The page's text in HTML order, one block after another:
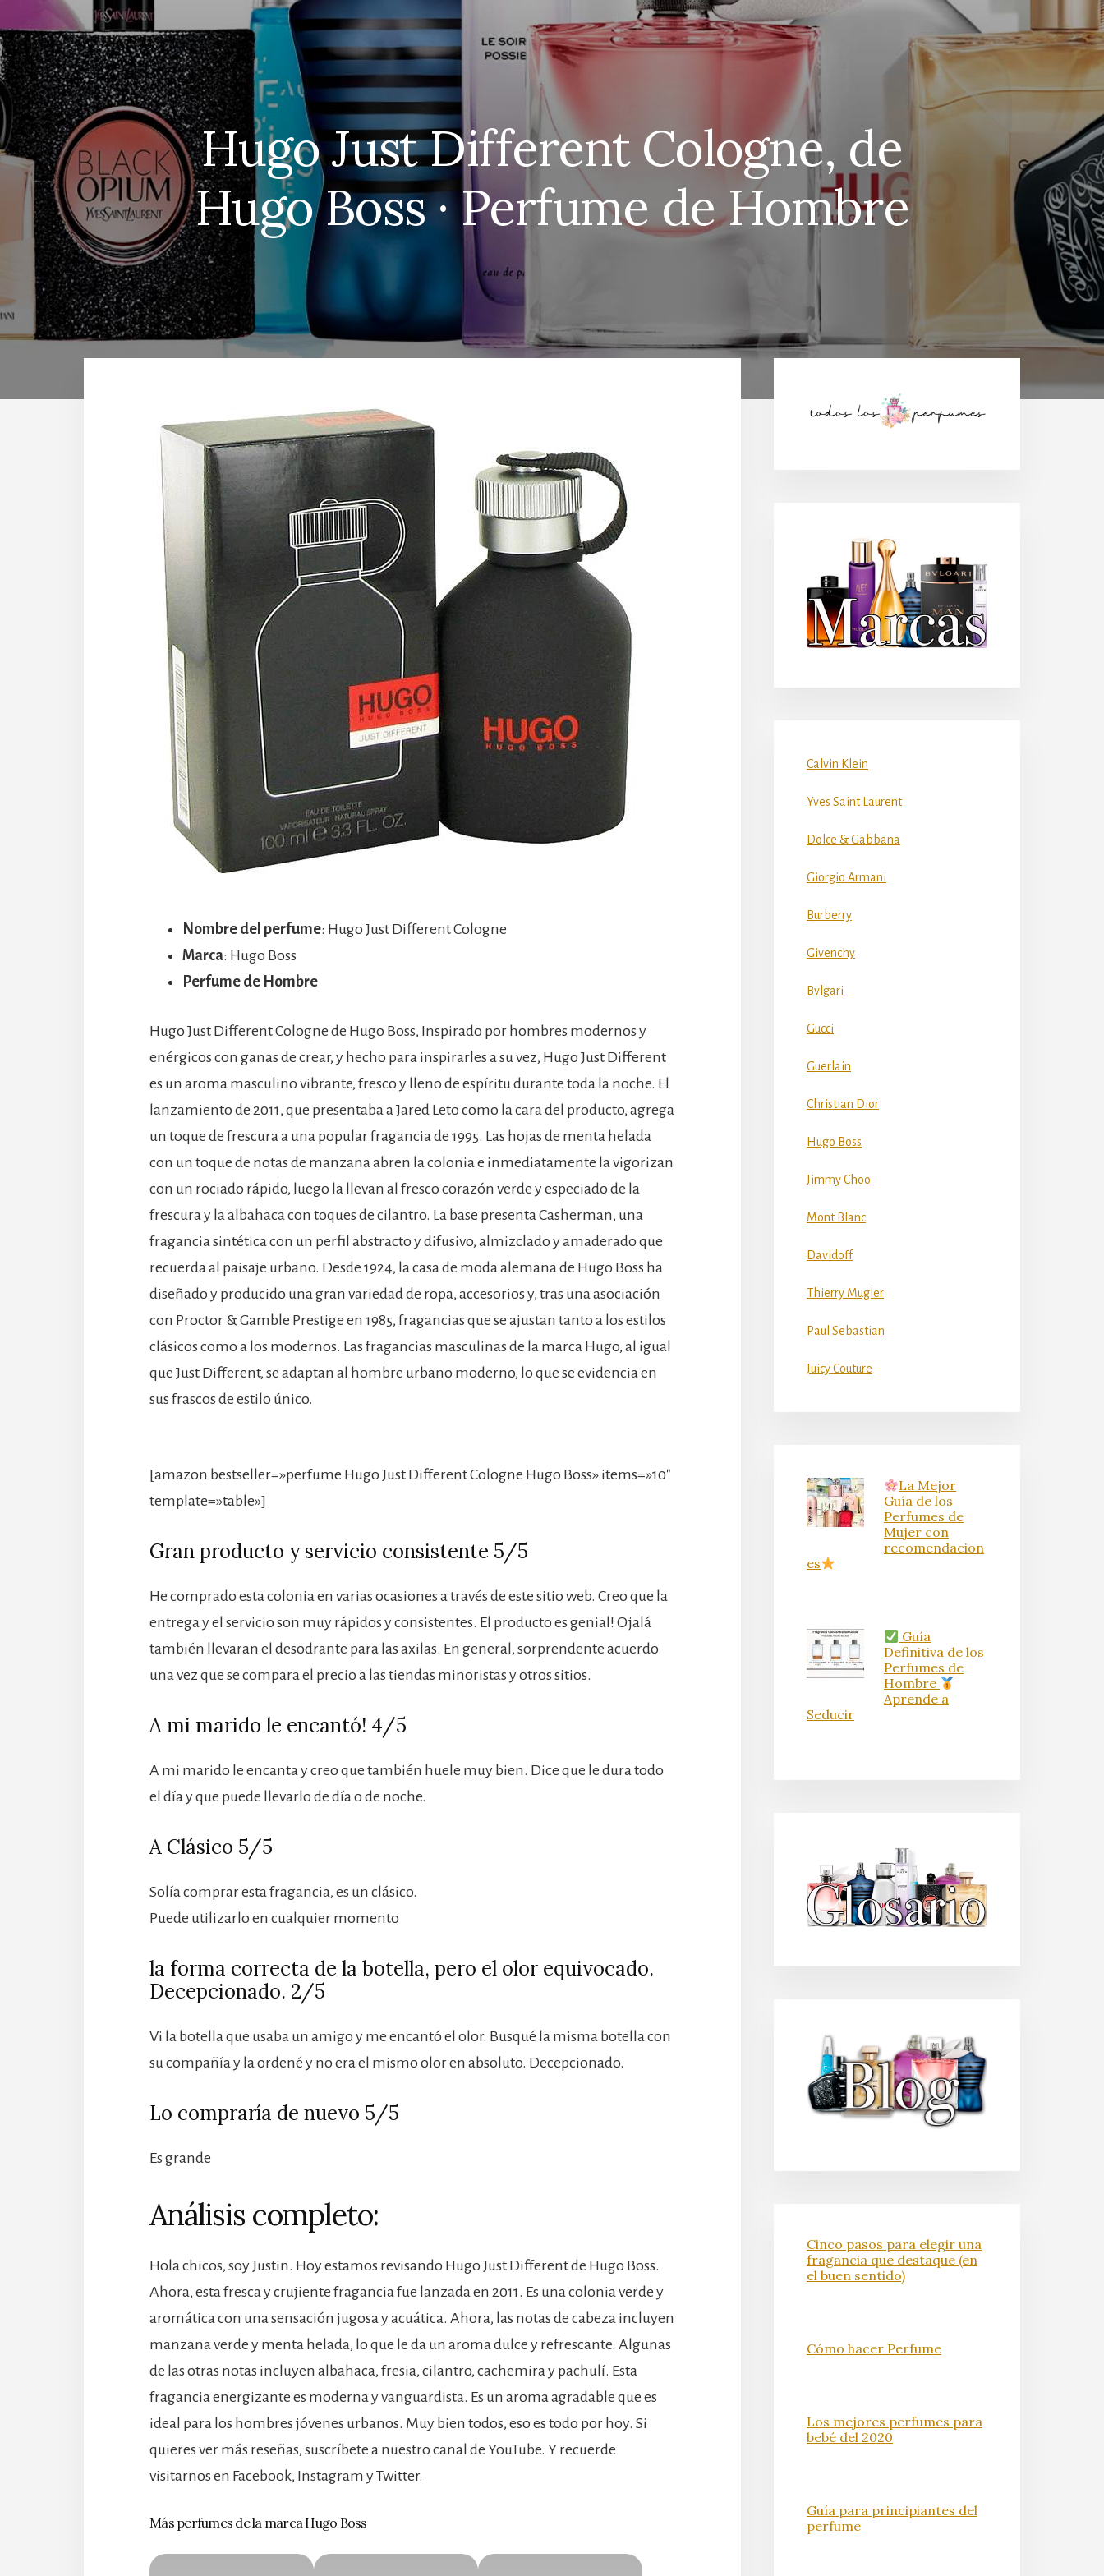
Hugo Just Different Cologne, de
Hugo Boss · Perfume de Hombre
Nombre del perfume: Hugo Just Different Cologne
Marca: Hugo Boss
Perfume de Hombre
Hugo Just Different Cologne de Hugo Boss, Inspirado por hombres modernos y
enérgicos con ganas de crear, y hecho para inspirarles a su vez, Hugo Just Different
es un aroma masculino vibrante, fresco y lleno de espíritu durante toda la noche. El
lanzamiento de 2011, que presentaba a Jared Leto como la cara del producto, agrega
un toque de frescura a una popular fragancia de 1995. Las hojas de menta helada
con un toque de notas de manzana abren la colonia e inmediatamente la vigorizan
con un rociado rápido, luego la llevan al fresco corazón verde y especiado de la
frescura y la albahaca con toques de cilantro. La base presenta Casherman, una
fragancia sintética con un perfil abstracto y difusivo, almizclado y amaderado que
recuerda al paisaje urbano. Desde 1924, la casa de moda alemana de Hugo Boss ha
diseñado y producido una gran variedad de ropa, accesorios y, tras una asociación
con Proctor & Gamble Prestige en 1985, fragancias que se ajustan tanto a los estilos
clásicos como a los modernos. Las fragancias masculinas de la marca Hugo, al igual
que Just Different, se adaptan al hombre urbano moderno, lo que se evidencia en
sus frascos de estilo único.
[amazon bestseller=»perfume Hugo Just Different Cologne Hugo Boss» items=»10″
template=»table»]
Gran producto y servicio consistente 5/5
He comprado esta colonia en varias ocasiones a través de este sitio web. Creo que la
entrega y el servicio son muy rápidos y consistentes. El producto es genial! Ojalá
también llevaran el desodrante para las axilas. En general, sorprendente acuerdo
una vez que se compara el precio a las tiendas minoristas y otros sitios.
A mi marido le encantó! 4/5
A mi marido le encanta y creo que también huele muy bien. Dice que le dura todo
el día y que puede llevarlo de día o de noche.
A Clásico 5/5
Solía comprar esta fragancia, es un clásico.
Puede utilizarlo en cualquier momento
la forma correcta de la botella, pero el olor equivocado.
Decepcionado. 2/5
Vi la botella que usaba un amigo y me encantó el olor. Busqué la misma botella con
su compañía y la ordené y no era el mismo olor en absoluto. Decepcionado.
Lo compraría de nuevo 5/5
Es grande
Análisis completo:
Hola chicos, soy Justin. Hoy estamos revisando Hugo Just Different de Hugo Boss.
Ahora, esta fresca y crujiente fragancia fue lanzada en 2011. Es una colonia verde y
aromática con una sensación jugosa y acuática. Ahora, las notas de cabeza incluyen
manzana verde y menta helada, lo que le da un aroma dulce y refrescante. Algunas
de las otras notas incluyen albahaca, fresia, cilantro, cachemira y pachulí. Esta
fragancia energizante es moderna y vanguardista. Es un aroma agradable que es
ideal para los hombres jóvenes urbanos. Muy bien todos, eso es todo por hoy. Si
quieres ver más reseñas, suscríbete a nuestro canal de YouTube. Y recuerde
visitarnos en Facebook, Instagram y Twitter.
Más perfumes de la marca Hugo Boss
lateral
Calvin Klein
Yves Saint Laurent
Dolce & Gabbana
Giorgio Armani
Burberry
Givenchy
Bvlgari
Gucci
Guerlain
Christian Dior
Hugo Boss
Jimmy Choo
Mont Blanc
Davidoff
Thierry Mugler
Paul Sebastian
Juicy Couture
La Mejor
Guía de los
Perfumes de
Mujer con
recomendacion
es
Guía
Definitiva de los
Perfumes de
Hombre
Aprende a
Seducir
Cinco pasos para elegir una
fragancia que destaque (en
el buen sentido)
Cómo hacer Perfume
Los mejores perfumes para
bebé del 2020
Guía para principiantes del
perfume